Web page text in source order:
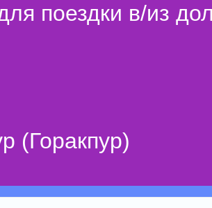
поездки в/из
(Горакпур)